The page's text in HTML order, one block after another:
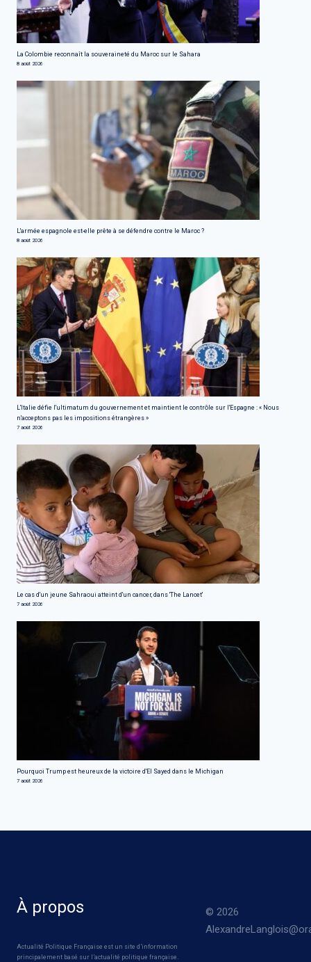
La Colombie reconnaît la souveraineté du Maroc sur le Sahara
8 août 2026
L'armée espagnole est-elle prête à se défendre contre le Maroc ?
8 août 2026
L'Italie défie l'ultimatum du gouvernement et maintient le contrôle sur l'Espagne : « Nous
n'acceptons pas les impositions étrangères »
7 août 2026
Le cas d'un jeune Sahraoui atteint d'un cancer, dans 'The Lancet'
7 août 2026
Pourquoi Trump est heureux de la victoire d'El Sayed dans le Michigan
7 août 2026
À propos
Actualité Politique Française est un site d’information
principalement basé sur l’actualité politique française.
© 2026